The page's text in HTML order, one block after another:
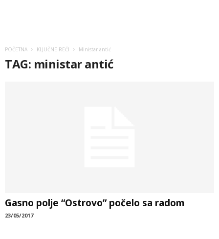
POČETNA KLJUČNE REČI Ministar antić
TAG: ministar antić
Gasno polje “Ostrovo” počelo sa radom
23/05/2017